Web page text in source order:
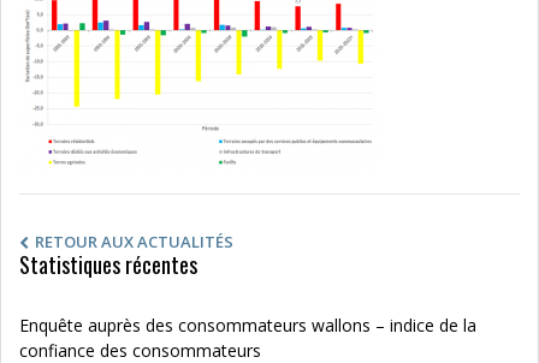
RETOUR AUX ACTUALITÉS
Statistiques récentes
Enquête auprès des consommateurs wallons – indice de la
confiance des consommateurs